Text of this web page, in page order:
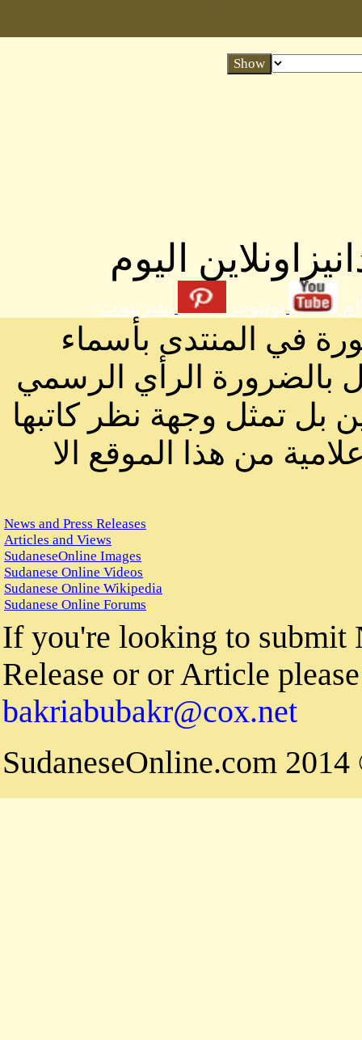
اليوم
يوتيوب بنتيريست
في المنتدى بأسماء
بالضرورة الرأي الرسمي
بل تمثل وجهة نظر كاتبها
من هذا الموقع الا
News and Press Releases
Articles and Views
SudaneseOnline Images
Sudanese Online Videos
Sudanese Online Wikipedia
Sudanese Online Forums
If you're looking to submit
Release or or Article
bakriabubakr@cox.net
©